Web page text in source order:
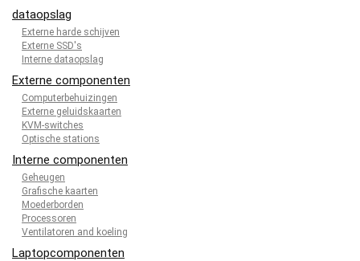
dataopslag
Externe harde schijven
Externe SSD's
Interne dataopslag
Externe componenten
Computerbehuizingen
Externe geluidskaarten
KVM-switches
Optische stations
Interne componenten
Geheugen
Grafische kaarten
Moederborden
Processoren
Ventilatoren and koeling
Laptopcomponenten